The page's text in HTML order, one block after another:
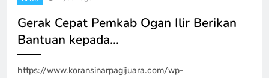
Gerak Cepat Pemkab Ogan Ilir Berikan
Bantuan kepada…
https://www.koransinarpagijuara.com/wp-